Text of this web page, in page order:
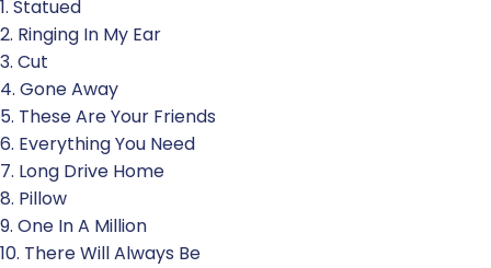
1. Statued
2. Ringing In My Ear
3. Cut
4. Gone Away
5. These Are Your Friends
6. Everything You Need
7. Long Drive Home
8. Pillow
9. One In A Million
10. There Will Always Be